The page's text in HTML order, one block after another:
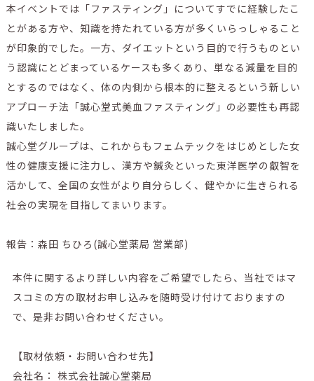
本イベントでは「ファスティング」についてすでに経験したこ
とがある方や、知識を持たれている方が多くいらっしゃること
が印象的でした。一方、ダイエットという目的で行うものとい
う認識にとどまっているケースも多くあり、単なる減量を目的
とするのではなく、体の内側から根本的に整えるという新しい
アプローチ法「誠心堂式美血ファスティング」の必要性も再認
識いたしました。
誠心堂グループは、これからもフェムテックをはじめとした女
性の健康支援に注力し、漢方や鍼灸といった東洋医学の叡智を
活かして、全国の女性がより自分らしく、健やかに生きられる
社会の実現を目指してまいります。
報告：森田 ちひろ(誠心堂薬局 営業部)
本件に関するより詳しい内容をご希望でしたら、当社ではマ
スコミの方の取材お申し込みを随時受け付けておりますの
で、是非お問い合わせください。
【取材依頼・お問い合わせ先】
会社名： 株式会社誠心堂薬局